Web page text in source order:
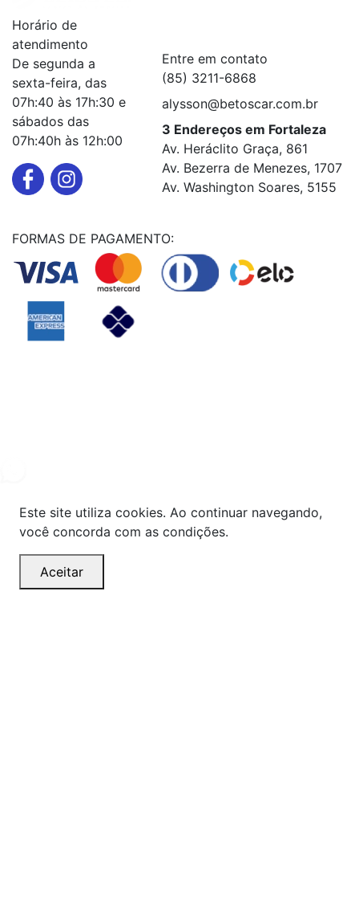
Horário de
atendimento
De segunda a
sexta-feira, das
07h:40 às 17h:30 e
sábados das
07h:40h às 12h:00
Entre em contato
(85) 3211-6868
alysson@betoscar.com.br
3 Endereços em Fortaleza
Av. Heráclito Graça, 861
Av. Bezerra de Menezes, 1707
Av. Washington Soares, 5155
FORMAS DE PAGAMENTO:
Este site utiliza cookies. Ao continuar navegando,
você concorda com as condições.
Aceitar